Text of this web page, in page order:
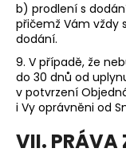
b) prodlení s
přičemž Vám vždy
dodání.
9. V případě, že
do 30 dnů od
v potvrzení
i Vy oprávněni od
VII. PRÁVA